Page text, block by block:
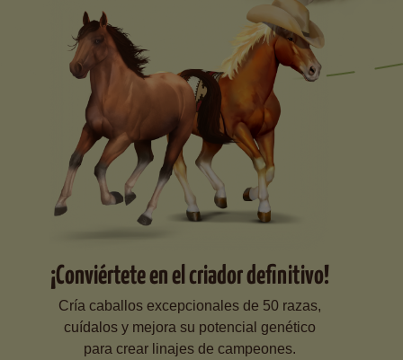
¡Conviértete en el criador definitivo!
Cría caballos excepcionales de 50 razas,
cuídalos y mejora su potencial genético
para crear linajes de campeones.